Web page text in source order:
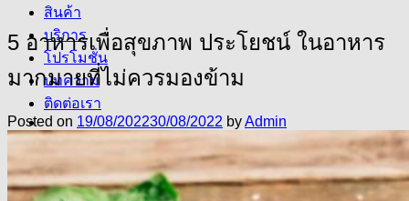
สินค้า
บริการ
โปรโมชั่น
บทความ
ติดต่อเรา
โทร : 0985161690
Line : CharunrosFoods
5 อาหารเพื่อสุขภาพ ประโยชน์ ในอาหาร
มากมายที่ไม่ควรมองข้าม
Posted on 19/08/202230/08/2022 byAdmin